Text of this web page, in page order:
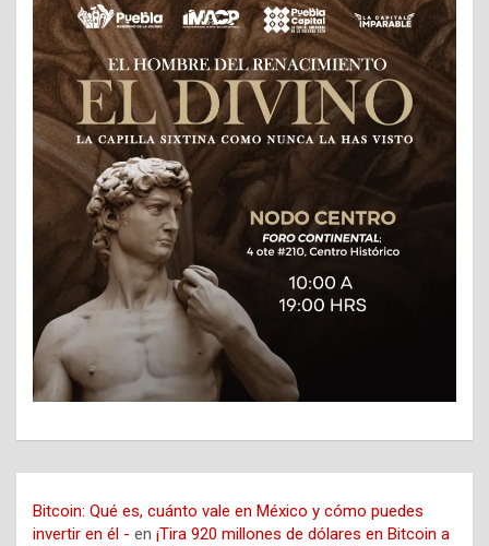
Bitcoin: Qué es, cuánto vale en México y cómo puedes
invertir en él - en ¡Tira 920 millones de dólares en Bitcoin a